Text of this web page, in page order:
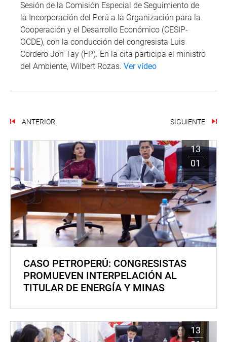
Sesión de la Comisión Especial de Seguimiento de
la Incorporación del Perú a la Organización para la
Cooperación y el Desarrollo Económico (CESIP-
OCDE), con la conducción del congresista Luis
Cordero Jon Tay (FP). En la cita participa el ministro
del Ambiente, Wilbert Rozas. Ver vídeo
ANTERIOR SIGUIENTE
13
01
CASO PETROPERÚ: CONGRESISTAS
PROMUEVEN INTERPELACIÓN AL
TITULAR DE ENERGÍA Y MINAS
13